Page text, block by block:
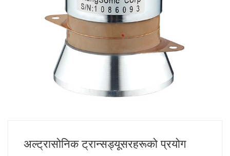
अल्ट्रासोनिक ट्रान्सड्यूसरहरूको प्रयोग